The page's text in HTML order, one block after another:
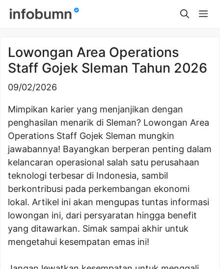
Skip
Lowongan Area Operations
Staff Gojek Sleman Tahun 2026
09/02/2026
Mimpikan karier yang menjanjikan dengan
penghasilan menarik di Sleman? Lowongan Area
Operations Staff Gojek Sleman mungkin
jawabannya! Bayangkan berperan penting dalam
kelancaran operasional salah satu perusahaan
teknologi terbesar di Indonesia, sambil
berkontribusi pada perkembangan ekonomi
lokal. Artikel ini akan mengupas tuntas informasi
lowongan ini, dari persyaratan hingga benefit
yang ditawarkan. Simak sampai akhir untuk
mengetahui kesempatan emas ini!